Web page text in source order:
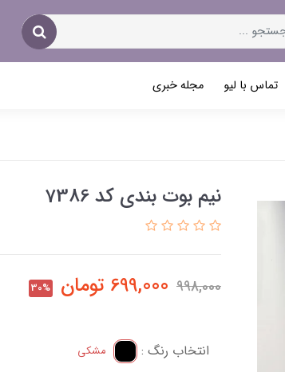
تماس با لیو مجله خبری
نیم بوت بندی کد 7386
998,000
699,000 تومان 30%
انتخاب رنگ : مشکی